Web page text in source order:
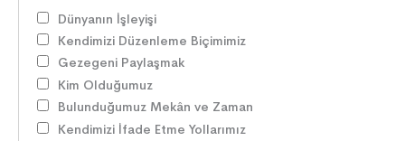
ERDEMLER
SANAT
DEĞERLERİMİZ
ÇOCUK DÜNYASI
Dünyanın İşleyişi
Kendimizi Düzenleme Biçimimiz
Gezegeni Paylaşmak
Kim Olduğumuz
Bulunduğumuz Mekân ve Zaman
Kendimizi İfade Etme Yollarımız